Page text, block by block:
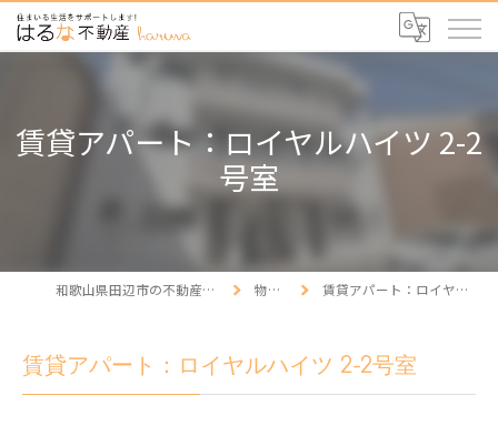
賃貸アパート：ロイヤルハイツ 2-2
号室
和歌山県田辺市の不動産ならはるな不動産 物件情報 賃貸アパート：ロイヤルハイツ 2-2号室
賃貸アパート：ロイヤルハイツ 2-2号室